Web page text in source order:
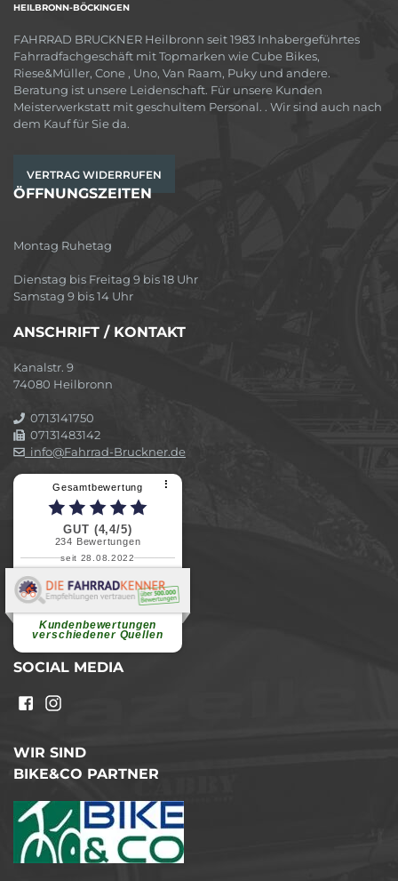
HEILBRONN-BÖCKINGEN
FAHRRAD BRUCKNER Heilbronn seit 1983 Inhabergeführtes
Fahrradfachgeschäft mit Topmarken wie Cube Bikes,
Riese&Müller, Cone , Uno, Van Raam, Puky und andere.
Beratung ist unsere Leidenschaft. Für unsere Kunden
Meisterwerkstatt mit geschultem Personal. . Wir sind auch nach
dem Kauf für Sie da.
VERTRAG WIDERRUFEN
ÖFFNUNGSZEITEN
Montag Ruhetag
Dienstag bis Freitag 9 bis 18 Uhr
Samstag 9 bis 14 Uhr
ANSCHRIFT / KONTAKT
Kanalstr. 9
74080 Heilbronn
0713141750
07131483142
info@Fahrrad-Bruckner.de
Gesamtbewertung ⠇
GUT (4,4/5)
234 Bewertungen
seit 28.08.2022
Kundenbewertungen
verschiedener Quellen
Elvira B.
Superschnelle und freundliche
weiterlesen
SOCIAL MEDIA
WIR SIND
BIKE&CO PARTNER